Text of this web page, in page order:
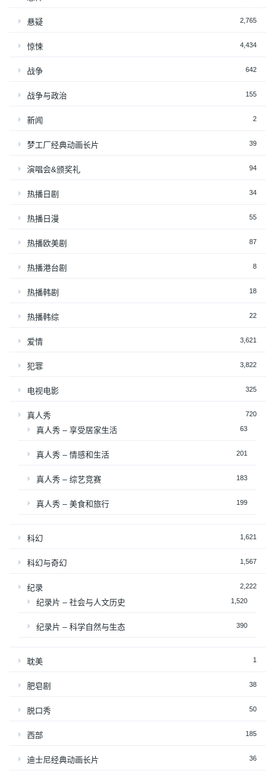
悬疑 2,765
惊悚 4,434
战争 642
战争与政治 155
新闻 2
梦工厂经典动画长片 39
演唱会&颁奖礼 94
热播日剧 34
热播日漫 55
热播欧美剧 87
热播港台剧 8
热播韩剧 18
热播韩综 22
爱情 3,621
犯罪 3,822
电视电影 325
真人秀 720
真人秀 – 享受居家生活 63
真人秀 – 情感和生活 201
真人秀 – 综艺竞赛 183
真人秀 – 美食和旅行 199
科幻 1,621
科幻与奇幻 1,567
纪录 2,222
纪录片 – 社会与人文历史 1,520
纪录片 – 科学自然与生态 390
耽美 1
肥皂剧 38
脱口秀 50
西部 185
迪士尼经典动画长片 36